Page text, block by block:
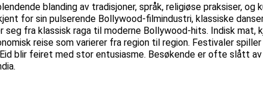
blanding av tradisjoner, språk, religiøse praksiser,
for sin pulserende Bollywood-filmindustri, klassiske
seg fra klassisk raga til moderne Bollywood-hits. Indisk
reise som varierer fra region til region. Festivaler
blir feiret med stor entusiasme. Besøkende er ofte slått